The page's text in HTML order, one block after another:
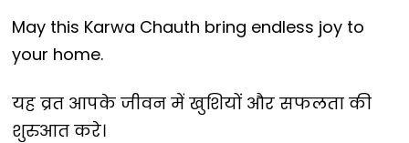
May this Karwa Chauth bring endless joy to
your home.
यह व्रत आपके जीवन में खुशियों और सफलता की
शुरुआत करे।